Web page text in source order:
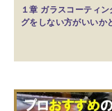
１章 ガラスコーティ
グをしない方がいい